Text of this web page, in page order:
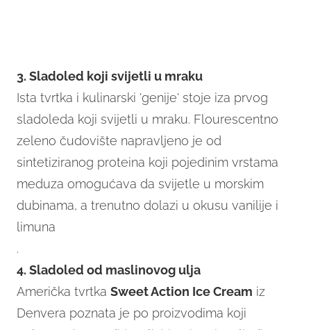
3. Sladoled koji svijetli u mraku
Ista tvrtka i kulinarski 'genije' stoje iza prvog
sladoleda koji svijetli u mraku. Flourescentno
zeleno čudovište napravljeno je od
sintetiziranog proteina koji pojedinim vrstama
meduza omogućava da svijetle u morskim
dubinama, a trenutno dolazi u okusu vanilije i
limuna
.
4. Sladoled od maslinovog ulja
Američka tvrtka Sweet Action Ice Cream iz
Denvera poznata je po proizvodima koji